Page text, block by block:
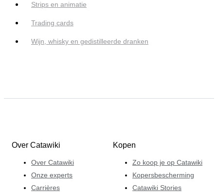
Strips en animatie
Trading cards
Wijn, whisky en gedistilleerde dranken
Over Catawiki
Over Catawiki
Onze experts
Carrières
Kopen
Zo koop je op Catawiki
Kopersbescherming
Catawiki Stories